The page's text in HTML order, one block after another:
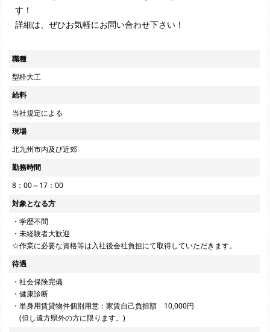
す！
詳細は、ぜひお気軽にお問い合わせ下さい！
職種
型枠大工
給料
当社規定による
現場
北九州市内及び近郊
勤務時間
8：00～17：00
対象となる方
・学歴不問
・未経験者大歓迎
☆作業に必要な資格等は入社後会社負担にて取得していただきます。
待遇
・社会保険完備
・健康診断
・単身用賃貸物件個別用意：家賃自己負担額 10,000円
(但し遠方県外の方に限ります。)